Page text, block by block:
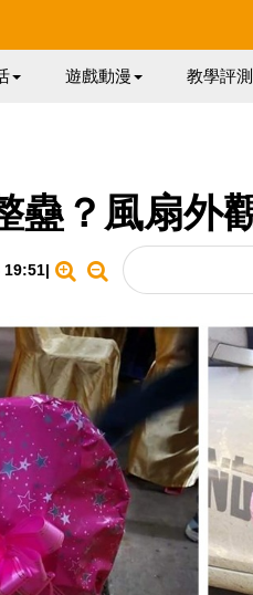
遊戲動漫 教學評測
蠱？風扇外
19:51|